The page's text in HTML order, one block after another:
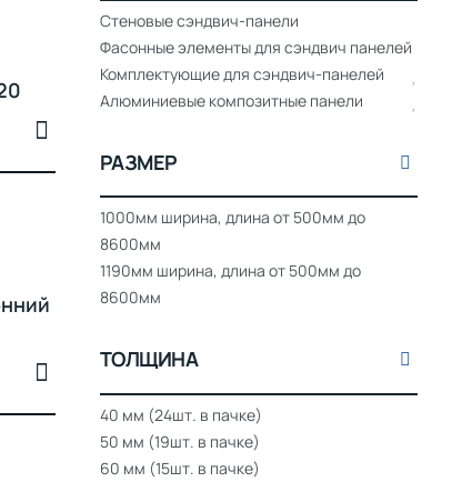
Стеновые сэндвич-панели
Фасонные элементы для сэндвич панелей
Комплектующие для сэндвич-панелей
Алюминиевые композитные панели
РАЗМЕР
1000мм ширина, длина от 500мм до
8600мм
1190мм ширина, длина от 500мм до
8600мм
ТОЛЩИНА
40 мм (24шт. в пачке)
50 мм (19шт. в пачке)
60 мм (15шт. в пачке)